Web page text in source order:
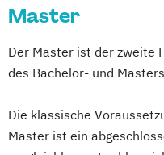
Master
Der Master ist der zweite
des Bachelor- und
Die klassische
Master ist ein